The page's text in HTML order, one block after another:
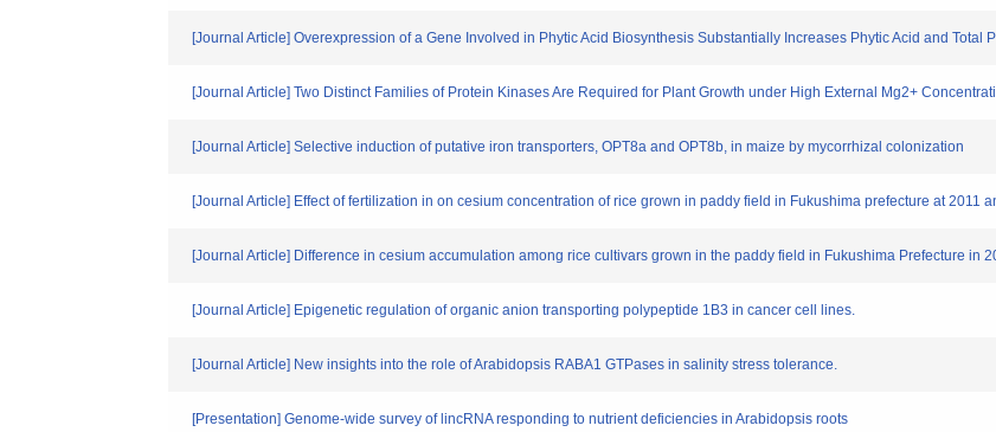
[Journal Article] Overexpression of a Gene Involved in Phytic Acid Biosynthesis Substantially Increases Phytic Acid and Total
[Journal Article] Two Distinct Families of Protein Kinases Are Required for Plant Growth under High External Mg2+
[Journal Article] Selective induction of putative iron transporters, OPT8a and OPT8b, in maize by mycorrhizal colonization
[Journal Article] Effect of fertilization in on cesium concentration of rice grown in paddy field in Fukushima prefecture at 2011
[Journal Article] Difference in cesium accumulation among rice cultivars grown in the paddy field in Fukushima Prefecture in
[Journal Article] Epigenetic regulation of organic anion transporting polypeptide 1B3 in cancer cell lines.
[Journal Article] New insights into the role of Arabidopsis RABA1 GTPases in salinity stress tolerance.
[Presentation] Genome-wide survey of lincRNA responding to nutrient deficiencies in Arabidopsis roots